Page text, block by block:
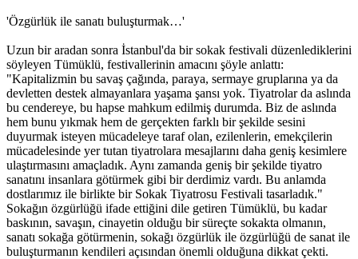
'Özgürlük ile sanatı buluşturmak…'
Uzun bir aradan sonra İstanbul'da bir sokak festivali düzenlediklerini
söyleyen Tümüklü, festivallerinin amacını şöyle anlattı:
"Kapitalizmin bu savaş çağında, paraya, sermaye gruplarına ya da
devletten destek almayanlara yaşama şansı yok. Tiyatrolar da aslında
bu cendereye, bu hapse mahkum edilmiş durumda. Biz de aslında
hem bunu yıkmak hem de gerçekten farklı bir şekilde sesini
duyurmak isteyen mücadeleye taraf olan, ezilenlerin, emekçilerin
mücadelesinde yer tutan tiyatrolara mesajlarını daha geniş kesimlere
ulaştırmasını amaçladık. Aynı zamanda geniş bir şekilde tiyatro
sanatını insanlara götürmek gibi bir derdimiz vardı. Bu anlamda
dostlarımız ile birlikte bir Sokak Tiyatrosu Festivali tasarladık."
Sokağın özgürlüğü ifade ettiğini dile getiren Tümüklü, bu kadar
baskının, savaşın, cinayetin olduğu bir süreçte sokakta olmanın,
sanatı sokağa götürmenin, sokağı özgürlük ile özgürlüğü de sanat ile
buluşturmanın kendileri açısından önemli olduğuna dikkat çekti.